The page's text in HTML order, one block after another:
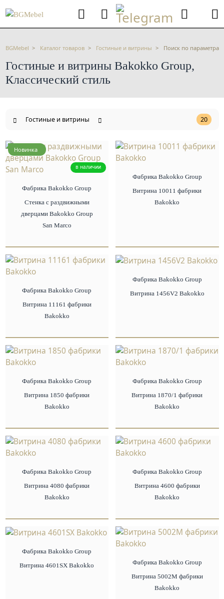
BGMebel Каталог товаров Гостиные и витрины Поиск по параметрам
Гостиные и витрины Bakokko Group,
Классический стиль
Гостиные и витрины 20
в наличии
Фабрика Bakokko Group
Стенка с раздвижными
дверцами Bakokko Group
San Marco
Новинка
Фабрика Bakokko Group
Витрина 10011 фабрики
Bakokko
Фабрика Bakokko Group
Витрина 11161 фабрики
Bakokko
Фабрика Bakokko Group
Витрина 1456V2 Bakokko
Фабрика Bakokko Group
Витрина 1850 фабрики
Bakokko
Фабрика Bakokko Group
Витрина 1870/1 фабрики
Bakokko
Фабрика Bakokko Group
Витрина 4080 фабрики
Bakokko
Фабрика Bakokko Group
Витрина 4600 фабрики
Bakokko
Фабрика Bakokko Group
Витрина 4601SX Bakokko
Фабрика Bakokko Group
Витрина 5002M фабрики
Bakokko